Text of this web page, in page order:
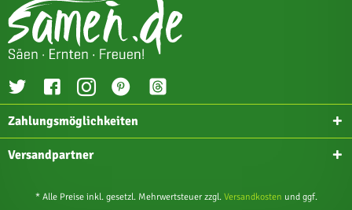
Zahlungsmöglichkeiten
Versandpartner
* Alle Preise inkl. gesetzl. Mehrwertsteuer zzgl. Versandkosten und ggf.